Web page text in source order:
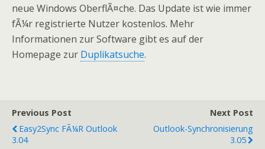
neue Windows OberflÃ¤che. Das Update ist wie immer
fÃ¼r registrierte Nutzer kostenlos. Mehr
Informationen zur Software gibt es auf der
Homepage zur Duplikatsuche.
Previous Post
Easy2Sync FÃ¼r Outlook
3.04
Next Post
Outlook-Synchronisierung
3.05